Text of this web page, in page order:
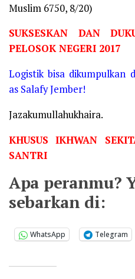
Muslim 6750, 8/20)
SUKSESKAN DAN
PELOSOK NEGERI 2017
Logistik bisa dikumpulkan
as Salafy Jember!
Jazakumullahukhaira.
KHUSUS IKHWAN
SANTRI
Apa peranmu?
sebarkan di:
WhatsApp Telegram